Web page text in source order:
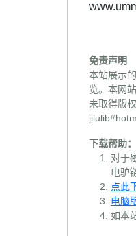
免责声明
本站展示
览。本网
未取得版
下载帮助：
对于
电驴
点此
电脑
如本